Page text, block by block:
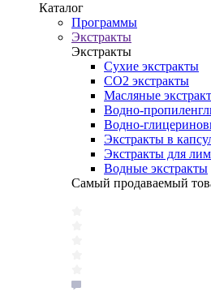
Каталог
Программы
Экстракты
Экстракты
Сухие экстракты
CO2 экстракты
Масляные
Водно-
Водно-
Экстракты в
Экстракты для
Водные экстракты
Самый продаваемый